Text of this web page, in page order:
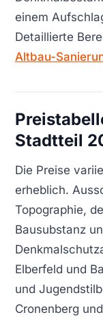
einem
Detaillierte
Altbau-
Stadtteil
Die Preise
erheblich.
Topographie,
Bausubstanz
Elberfeld und
und
Cronenberg